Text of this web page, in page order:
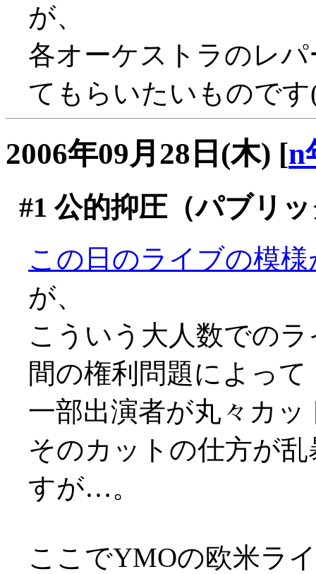
が、
各オーケストラのレ
てもらいたいものです
2006年09月28日(木) [n
#1 公的抑圧（パブリ
この日のライブの模様
が、
こういう大人数での
間の権利問題によって
一部出演者が丸々カ
そのカットの仕方が
すが…。
ここでYMOの欧米ラ